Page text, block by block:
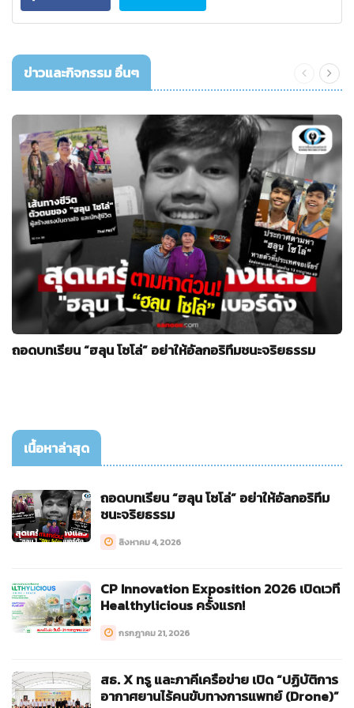
ข่าวและกิจกรรม อื่นๆ
ถอดบทเรียน “ฮลุน โซโล่” อย่าให้อัลกอริทึมชนะจริยธรรม
เนื้อหาล่าสุด
ถอดบทเรียน “ฮลุน โซโล่” อย่าให้อัลกอริทึม
ชนะจริยธรรม
สิงหาคม 4, 2026
CP Innovation Exposition 2026 เปิดเวที
Healthylicious ครั้งแรก!
กรกฎาคม 21, 2026
สธ. X ทรู และภาคีเครือข่าย เปิด “ปฏิบัติการ
อากาศยานไร้คนขับทางการแพทย์ (Drone)”